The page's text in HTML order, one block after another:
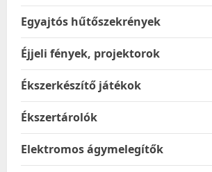
Egyajtós hűtőszekrények
Éjjeli fények, projektorok
Ékszerkészítő játékok
Ékszertárolók
Elektromos ágymelegítők